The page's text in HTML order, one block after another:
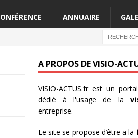
ANNUAIRE
A PROPOS DE VISIO-
VISIO-ACTUS.frest un
dédié à l'usage de la
entreprise.
Le site se propose d’être a